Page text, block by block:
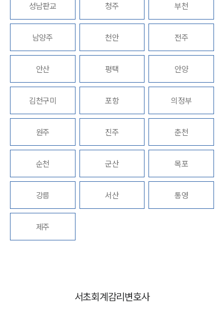
전체
구성원 소개
소식/자료
언론보도
공지사항
법률 블로그
법률서식
세미나
대륜법률상담예약
성남판교 청주 부천
남양주 천안 전주
안산 평택 안양
김천구미 포항 의정부
원주 진주 춘천
순천 군산 목포
강릉 서산 통영
제주
서초회계감리변호사